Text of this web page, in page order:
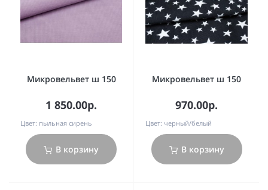
Микровельвет ш 150
1 850.00р.
Цвет: пыльная сирень
В корзину
Микровельвет ш 150
970.00р.
Цвет: черный/белый
В корзину